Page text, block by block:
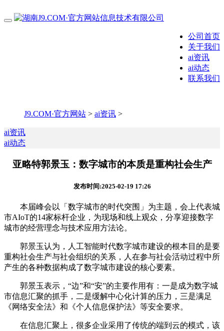
公司首页
关于我们
ai资讯
ai动态
联系我们
J9.COM·官方网站 > ai资讯 >
ai资讯
ai动态
亚略特郭景玉：数字城市的本质是重构社会生产
发布时间:2025-02-19 17:26
本届峰会以「数字城市的时代突围」为主题，会上代表城
市AIoT的14家标杆企业，为现场和线上观众，分享迎接数字
城市的经营理念与技术应用方法论。
郭景玉认为，人工智能时代数字城市建设的根本目的是要
重构社会生产与社会组织的关系，人在参与社会活动过程中所
产生的各种数据构成了数字城市建设的核心要素。
郭景玉表示，“边”和“安”的主要作用有：一是成为数字城
市信息汇聚的抓手，二是缓解中心化计算的压力，三是满足
《网络安全法》和《个人信息保护法》等安全要求。
在信息汇聚上，很多企业采用了传统的端到云的模式，该